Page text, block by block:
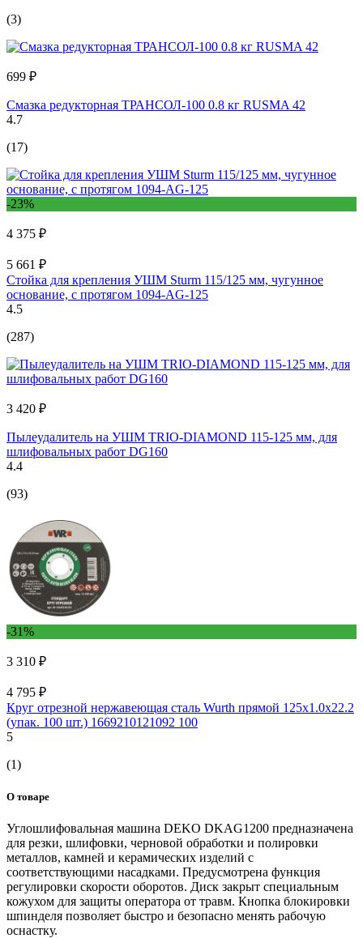
(3)
699 ₽
Смазка редукторная ТРАНСОЛ-100 0.8 кг RUSMA 42
4.7
(17)
-23%
4 375 ₽
5 661 ₽
Стойка для крепления УШМ Sturm 115/125 мм, чугунное
основание, с протягом 1094-AG-125
4.5
(287)
3 420 ₽
Пылеудалитель на УШМ TRIO-DIAMOND 115-125 мм, для
шлифовальных работ DG160
4.4
(93)
-31%
3 310 ₽
4 795 ₽
Круг отрезной нержавеющая сталь Wurth прямой 125x1.0x22.2
(упак. 100 шт.) 1669210121092 100
5
(1)
О товаре
Углошлифовальная машина DEKO DKAG1200 предназначена
для резки, шлифовки, черновой обработки и полировки
металлов, камней и керамических изделий с
соответствующими насадками. Предусмотрена функция
регулировки скорости оборотов. Диск закрыт специальным
кожухом для защиты оператора от травм. Кнопка блокировки
шпинделя позволяет быстро и безопасно менять рабочую
оснастку.